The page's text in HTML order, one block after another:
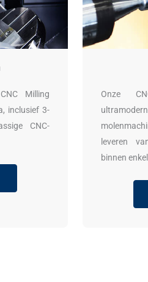
Milling
inclusief 3-
CNC-
Onze
leveren
binnen